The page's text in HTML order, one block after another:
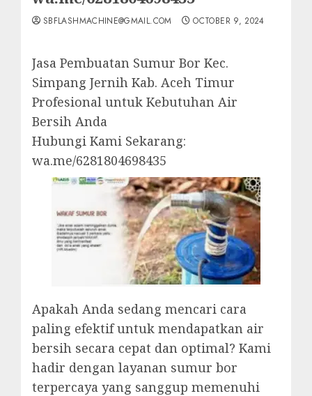
SBFLASHMACHINE@GMAIL.COM OCTOBER 9, 2024
Jasa Pembuatan Sumur Bor Kec.
Simpang Jernih Kab. Aceh Timur
Profesional untuk Kebutuhan Air
Bersih Anda
Hubungi Kami Sekarang:
wa.me/6281804698435
Apakah Anda sedang mencari cara
paling efektif untuk mendapatkan air
bersih secara cepat dan optimal? Kami
hadir dengan layanan sumur bor
terpercaya yang sanggup memenuhi